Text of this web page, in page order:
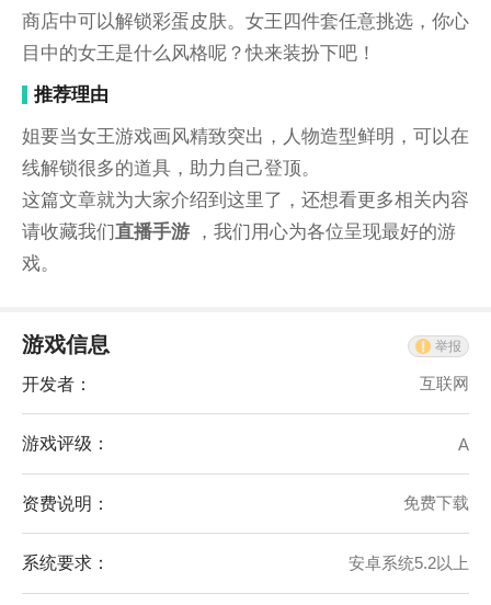
商店中可以解锁彩蛋皮肤。女王四件套任意挑选，你心
目中的女王是什么风格呢？快来装扮下吧！
推荐理由
姐要当女王游戏画风精致突出，人物造型鲜明，可以在
线解锁很多的道具，助力自己登顶。
这篇文章就为大家介绍到这里了，还想看更多相关内容
请收藏我们直播手游，我们用心为各位呈现最好的游
戏。
游戏信息 举报
开发者： 互联网
游戏评级： A
资费说明： 免费下载
系统要求： 安卓系统5.2以上